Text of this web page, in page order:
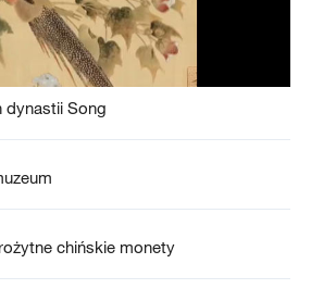
dynastii Song
chińskie monety